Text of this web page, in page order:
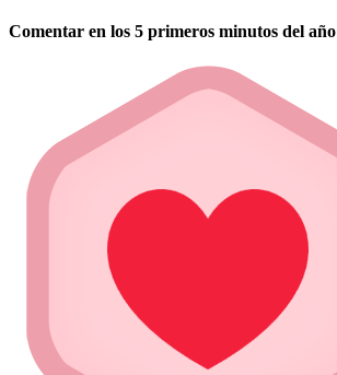
Comentar en los 5 primeros minutos del año